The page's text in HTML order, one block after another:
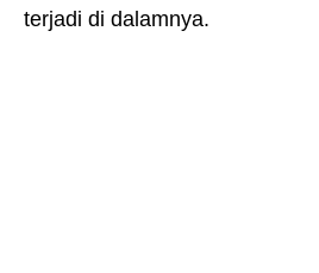
terjadi di dalamnya.